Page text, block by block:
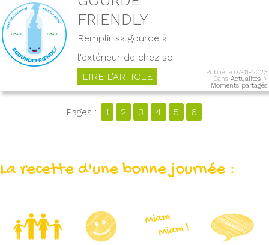
FRIENDLY
Remplir sa gourde à
l'extérieur de chez soi
LIRE L'ARTICLE
Publié le 07-11-2023
Dans Actualités >
Moments partagés
Pages : 1 2 3 4 5 6
La recette d'une bonne journée :